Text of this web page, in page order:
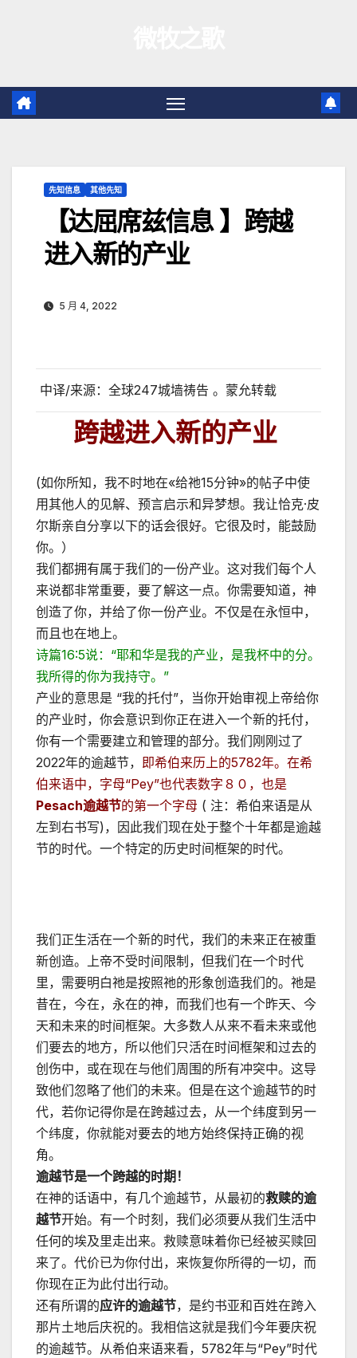
容
先知信息 其他先知
【达屈席兹信息 】跨越
进入新的产业
5 月 4, 2022
中译/来源：全球247城墙祷告 。蒙允转载
跨越进入新的产业
(如你所知，我不时地在«给祂15分钟»的帖子中使
用其他人的见解、预言启示和异梦想。我让恰克·皮
尔斯亲自分享以下的话会很好。它很及时，能鼓励
你。）
我们都拥有属于我们的一份产业。这对我们每个人
来说都非常重要，要了解这一点。你需要知道，神
创造了你，并给了你一份产业。不仅是在永恒中，
而且也在地上。
诗篇16:5说：“耶和华是我的产业，是我杯中的分。
我所得的你为我持守。”
产业的意思是 “我的托付”，当你开始审视上帝给你
的产业时，你会意识到你正在进入一个新的托付，
你有一个需要建立和管理的部分。我们刚刚过了
2022年的逾越节， 即希伯来历上的5782年。在希
伯来语中，字母“Pey”也代表数字８０，也是
Pesach逾越节的第一个字母 ( 注：希伯来语是从
左到右书写)，因此我们现在处于整个十年都是逾越
节的时代。一个特定的历史时间框架的时代。
我们正生活在一个新的时代，我们的未来正在被重
新创造。上帝不受时间限制，但我们在一个时代
里，需要明白祂是按照祂的形象创造我们的。祂是
昔在，今在，永在的神，而我们也有一个昨天、今
天和未来的时间框架。大多数人从来不看未来或他
们要去的地方，所以他们只活在时间框架和过去的
创伤中，或在现在与他们周围的所有冲突中。这导
致他们忽略了他们的未来。但是在这个逾越节的时
代，若你记得你是在跨越过去，从一个纬度到另一
个纬度，你就能对要去的地方始终保持正确的视
角。
逾越节是一个跨越的时期！
在神的话语中，有几个逾越节，从最初的救赎的逾
越节开始。有一个时刻，我们必须要从我们生活中
任何的埃及里走出来。救赎意味着你已经被买赎回
来了。代价已为你付出，来恢复你所得的一切，而
你现在正为此付出行动。
还有所谓的应许的逾越节，是约书亚和百姓在跨入
那片土地后庆祝的。我相信这就是我们今年要庆祝
的逾越节。从希伯来语来看，5782年与“Pey”时代